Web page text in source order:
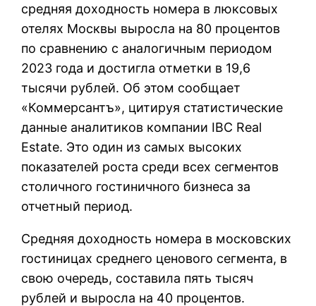
средняя доходность номера в люксовых
отелях Москвы выросла на 80 процентов
по сравнению с аналогичным периодом
2023 года и достигла отметки в 19,6
тысячи рублей. Об этом сообщает
«Коммерсантъ», цитируя статистические
данные аналитиков компании IBC Real
Estate. Это один из самых высоких
показателей роста среди всех сегментов
столичного гостиничного бизнеса за
отчетный период.
Средняя доходность номера в московских
гостиницах среднего ценового сегмента, в
свою очередь, составила пять тысяч
рублей и выросла на 40 процентов.